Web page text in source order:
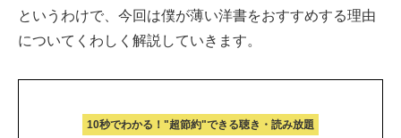
というわけで、今回は僕が薄い洋書をおすすめする理由
についてくわしく解説していきます。
10秒でわかる！"超節約"できる聴き・読み放題